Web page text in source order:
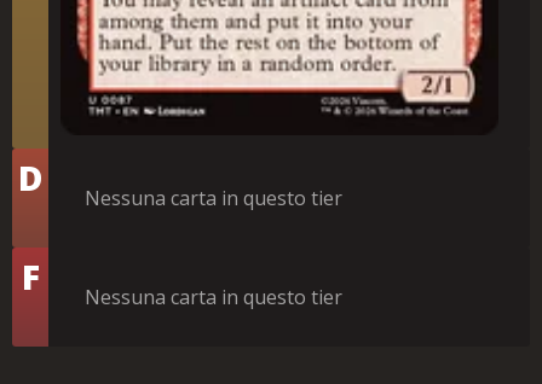
Tier
D Nessuna carta in questo tier
Tier
F Nessuna carta in questo tier